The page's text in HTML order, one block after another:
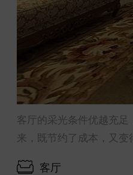
客厅的采光条件优越充
来，既节约了成本，又
客厅